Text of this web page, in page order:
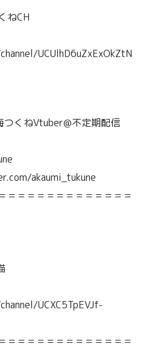
ねCH
UCUlhD6uZxExOkZtN
ねVtuber@不定期配信
akaumi_tukune
＝＝＝＝＝＝＝＝＝＝＝＝＝
UCXC5TpEVJf-
＝＝＝＝＝＝＝＝＝＝＝＝＝